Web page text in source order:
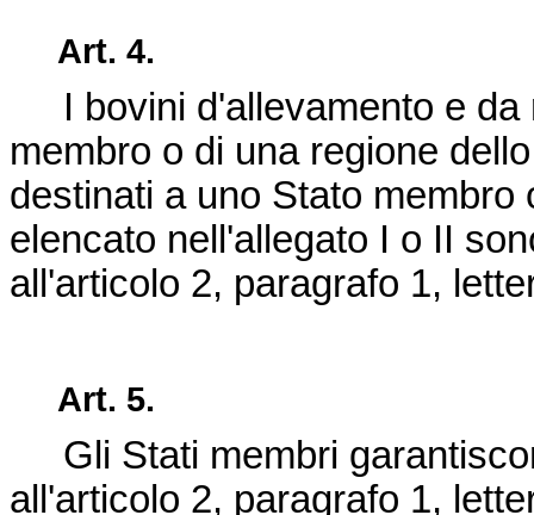
Art. 4.
I bovini d'allevamento e
membro o di una regione
destinati a uno Stato
elencato nell'allegato I o II
all'articolo 2, paragrafo 1,
Art. 5.
Gli Stati membri
all'articolo 2, paragrafo 1,